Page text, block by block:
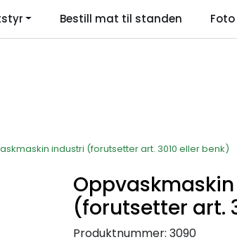
Language
Bestill mat til standen
industri (forutsetter art. 3010 eller benk)
(forutsetter art.
Produktnummer: 3090